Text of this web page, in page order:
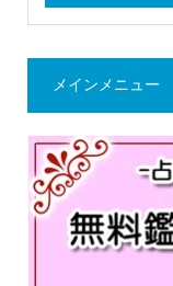
メインメニュー